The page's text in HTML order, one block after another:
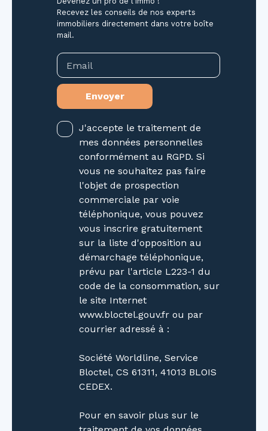
Recevez les conseils de nos experts
immobiliers directement dans votre boîte
mail.
Email
Envoyer
J'accepte le traitement de
mes données personnelles
conformément au RGPD. Si
vous ne souhaitez pas faire
l'objet de prospection
commerciale par voie
téléphonique, vous pouvez
vous inscrire gratuitement
sur la liste d'opposition au
démarchage téléphonique,
prévu par l'article L223-1 du
code de la consommation, sur
le site Internet
www.bloctel.gouv.fr ou par
courrier adressé à :
Société Worldline, Service
Bloctel, CS 61311, 41013 BLOIS
CEDEX.
Pour en savoir plus sur le